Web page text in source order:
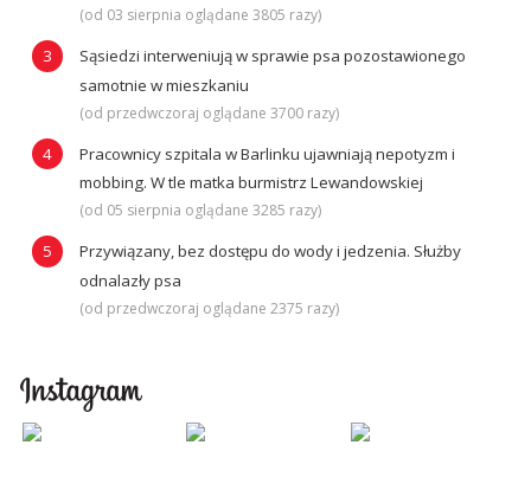
(od 03 sierpnia oglądane 3805 razy)
Sąsiedzi interweniują w sprawie psa pozostawionego
samotnie w mieszkaniu
(od przedwczoraj oglądane 3700 razy)
Pracownicy szpitala w Barlinku ujawniają nepotyzm i
mobbing. W tle matka burmistrz Lewandowskiej
(od 05 sierpnia oglądane 3285 razy)
Przywiązany, bez dostępu do wody i jedzenia. Służby
odnalazły psa
(od przedwczoraj oglądane 2375 razy)